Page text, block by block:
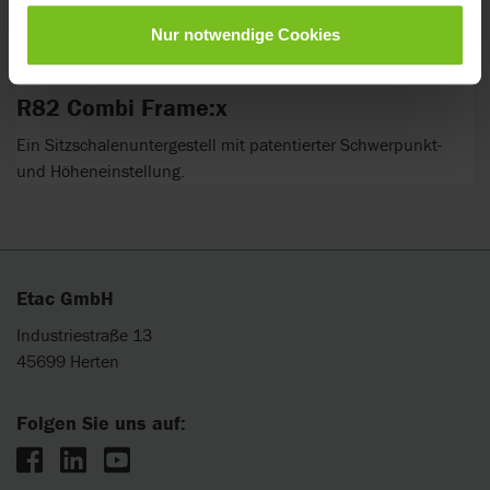
Nur notwendige Cookies
R82 Combi Frame:x
Ein Sitzschalenuntergestell mit patentierter Schwerpunkt-
und Höheneinstellung.
Etac GmbH
Industriestraße 13
45699 Herten
Folgen Sie uns auf: